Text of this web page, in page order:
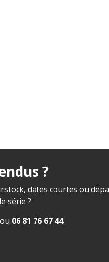
?
dates courtes ou
série ?
ou 06 81 76 67 44.